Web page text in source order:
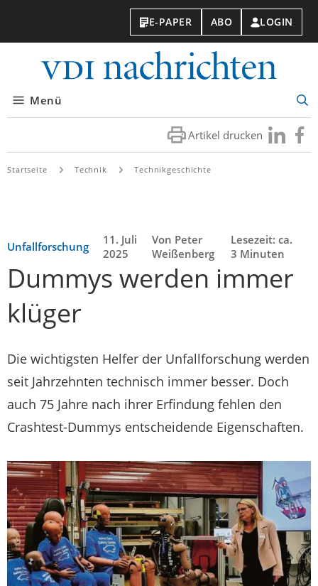
E-PAPER ABO LOGIN
Menü
Artikel drucken Besuchen
Sie
Sie
Startseite Technik Technikgeschichte
Unfallforschung
11. Juli
2025
Von Peter
Weißenberg
Lesezeit: ca.
3 Minuten
Dummys werden immer
klüger
Die wichtigsten Helfer der Unfallforschung werden
seit Jahrzehnten technisch immer besser. Doch
auch 75 Jahre nach ihrer Erfindung fehlen den
Crashtest-Dummys entscheidende Eigenschaften.